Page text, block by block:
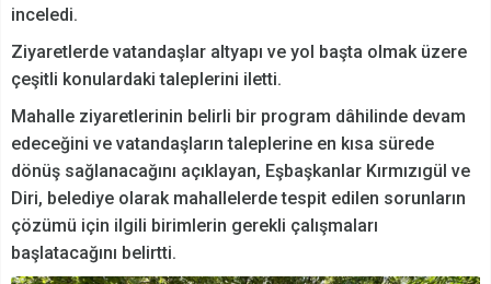
inceledi.
Ziyaretlerde vatandaşlar altyapı ve yol başta olmak üzere
çeşitli konulardaki taleplerini iletti.
Mahalle ziyaretlerinin belirli bir program dâhilinde devam
edeceğini ve vatandaşların taleplerine en kısa sürede
dönüş sağlanacağını açıklayan, Eşbaşkanlar Kırmızıgül ve
Diri, belediye olarak mahallelerde tespit edilen sorunların
çözümü için ilgili birimlerin gerekli çalışmaları
başlatacağını belirtti.